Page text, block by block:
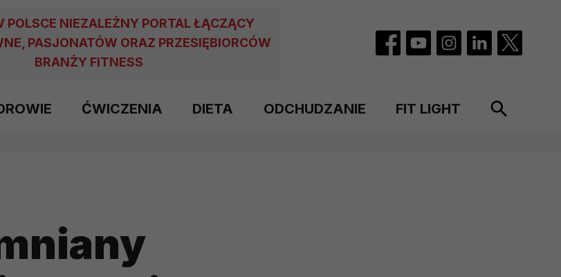
POLSCE NIEZALEŻNY PORTAL ŁĄCZĄCY
PASJONATÓW ORAZ PRZESIĘBIORCÓW
BRANŻY FITNESS
ĆWICZENIA DIETA ODCHUDZANIE FIT LIGHT